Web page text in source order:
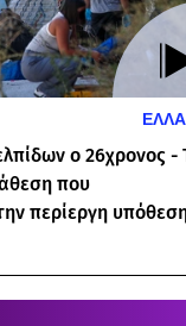
ο 26χρονος -
που
περίεργη